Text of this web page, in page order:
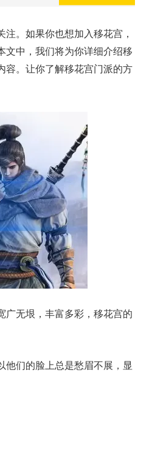
。如果你也想加入移花宫，
文中，我们将为你详细介绍移
容。让你了解移花宫门派的方
广无垠，丰富多彩，移花宫的
他们的脸上总是愁眉不展，显
看吓一跳：雷死人不偿命
囧图集（1168）